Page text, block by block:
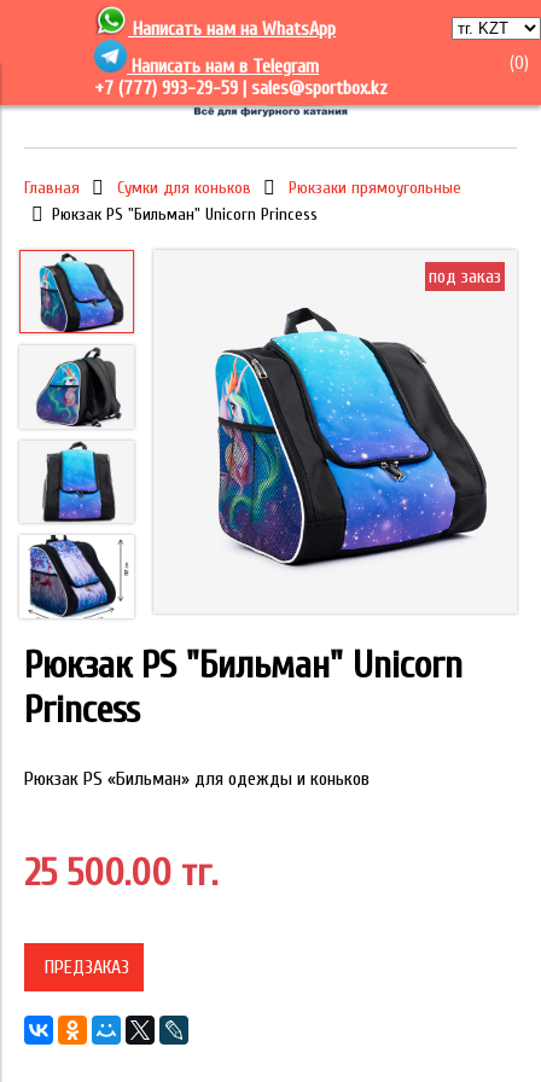
Написать нам на WhatsApp
Написать нам в Telegram
+7 (777) 993-29-59 | sales@sportbox.kz
(0)
Главная Сумки для коньков
Рюкзаки прямоугольные
Рюкзак PS "Бильман" Unicorn Princess
под заказ
Рюкзак PS "Бильман" Unicorn
Princess
Рюкзак PS «Бильман» для одежды и коньков
25 500.00 тг.
ПРЕДЗАКАЗ